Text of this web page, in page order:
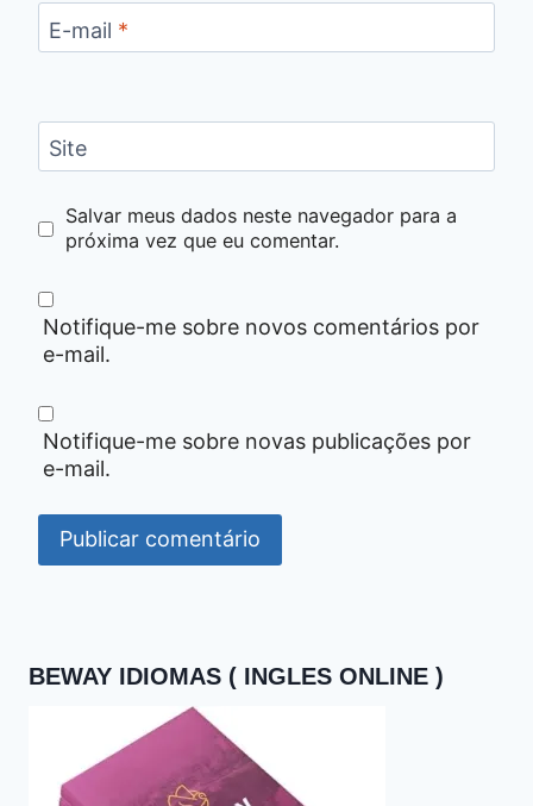
E-mail *
Site
Salvar meus dados neste navegador para a
próxima vez que eu comentar.
Notifique-me sobre novos comentários por
e-mail.
Notifique-me sobre novas publicações por
e-mail.
BEWAY IDIOMAS ( INGLES ONLINE )